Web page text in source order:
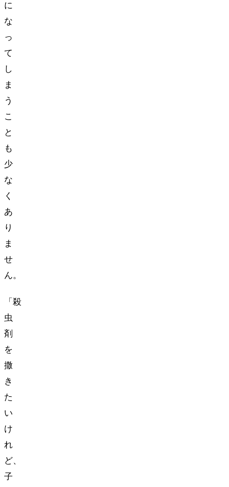
に
な
っ
て
し
ま
う
こ
と
も
少
な
く
あ
り
ま
せ
ん。
「殺
虫
剤
を
撒
き
た
い
け
れ
ど、
子